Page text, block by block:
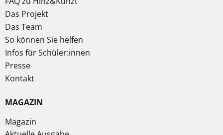
Das Projekt
Das Team
So können Sie helfen
Infos für Schüler:innen
Presse
Kontakt
MAGAZIN
Magazin